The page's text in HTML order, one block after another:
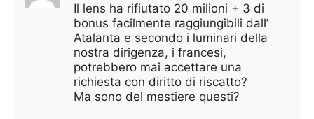
Il lens ha rifiutato 20 milioni + 3 di
bonus facilmente raggiungibili dall’
Atalanta e secondo i luminari della
nostra dirigenza, i francesi,
potrebbero mai accettare una
richiesta con diritto di riscatto?
Ma sono del mestiere questi?